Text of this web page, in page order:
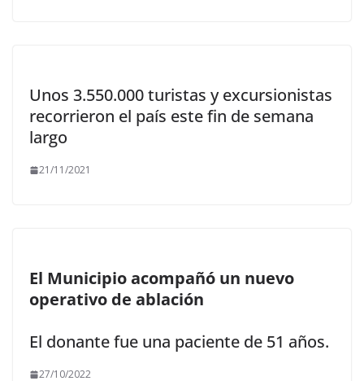
Unos 3.550.000 turistas y excursionistas
recorrieron el país este fin de semana
largo
21/11/2021
El Municipio acompañó un nuevo
operativo de ablación
El donante fue una paciente de 51 años.
27/10/2022